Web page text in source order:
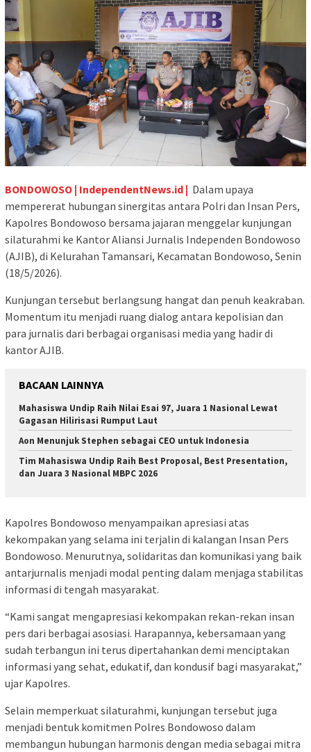
BONDOWOSO | IndependentNews.id | Dalam upaya
mempererat hubungan sinergitas antara Polri dan Insan Pers,
Kapolres Bondowoso bersama jajaran menggelar kunjungan
silaturahmi ke Kantor Aliansi Jurnalis Independen Bondowoso
(AJIB), di Kelurahan Tamansari, Kecamatan Bondowoso, Senin
(18/5/2026).
Kunjungan tersebut berlangsung hangat dan penuh keakraban.
Momentum itu menjadi ruang dialog antara kepolisian dan
para jurnalis dari berbagai organisasi media yang hadir di
kantor AJIB.
BACAAN LAINNYA
Mahasiswa Undip Raih Nilai Esai 97, Juara 1 Nasional Lewat
Gagasan Hilirisasi Rumput Laut
Aon Menunjuk Stephen sebagai CEO untuk Indonesia
Tim Mahasiswa Undip Raih Best Proposal, Best Presentation,
dan Juara 3 Nasional MBPC 2026
Kapolres Bondowoso menyampaikan apresiasi atas
kekompakan yang selama ini terjalin di kalangan Insan Pers
Bondowoso. Menurutnya, solidaritas dan komunikasi yang baik
antarjurnalis menjadi modal penting dalam menjaga stabilitas
informasi di tengah masyarakat.
“Kami sangat mengapresiasi kekompakan rekan-rekan insan
pers dari berbagai asosiasi. Harapannya, kebersamaan yang
sudah terbangun ini terus dipertahankan demi menciptakan
informasi yang sehat, edukatif, dan kondusif bagi masyarakat,”
ujar Kapolres.
Selain memperkuat silaturahmi, kunjungan tersebut juga
menjadi bentuk komitmen Polres Bondowoso dalam
membangun hubungan harmonis dengan media sebagai mitra